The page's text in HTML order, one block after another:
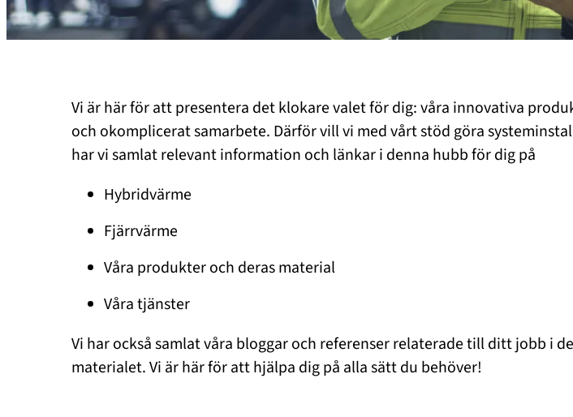
Vi är här för att presentera det klokare valet för dig: våra innovativa
och okomplicerat samarbete. Därför vill vi med vårt stöd göra
har vi samlat relevant information och länkar i denna hubb för dig på
Hybridvärme
Fjärrvärme
Våra produkter och deras material
Våra tjänster
Vi har också samlat våra bloggar och referenser relaterade till ditt jobb i
materialet. Vi är här för att hjälpa dig på alla sätt du behöver!